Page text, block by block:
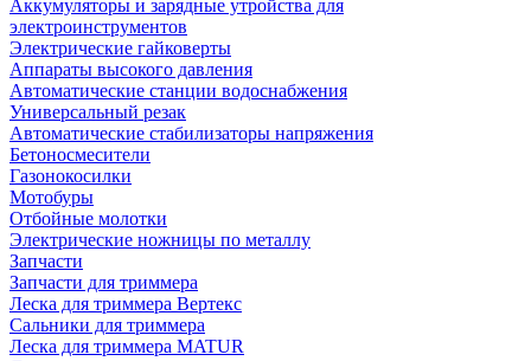
Аккумуляторы и зарядные утройства для
электроинструментов
Электрические гайковерты
Аппараты высокого давления
Автоматические станции водоснабжения
Универсальный резак
Автоматические стабилизаторы напряжения
Бетоносмесители
Газонокосилки
Мотобуры
Отбойные молотки
Электрические ножницы по металлу
Запчасти
Запчасти для триммера
Леска для триммера Вертекс
Сальники для триммера
Леска для триммера MATUR